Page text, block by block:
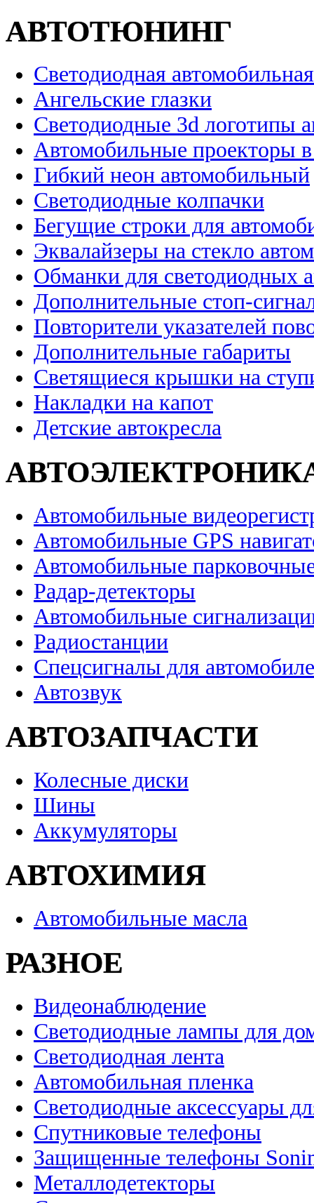
АВТОТЮНИНГ
Светодиодная
Ангельские глазки
Светодиодные 3d логотипы
Автомобильные проекторы
Гибкий неон автомобильный
Светодиодные колпачки
Бегущие строки для
Эквалайзеры на стекло
Обманки для светодиодных
Дополнительные стоп-
Повторители указателей
Дополнительные габариты
Светящиеся крышки на
Накладки на капот
Детские автокресла
Автомобильные
Автомобильные GPS
Автомобильные
Радар-детекторы
Автомобильные
Радиостанции
Спецсигналы для
Автозвук
АВТОЗАПЧАСТИ
Колесные диски
Шины
Аккумуляторы
АВТОХИМИЯ
Автомобильные масла
РАЗНОЕ
Видеонаблюдение
Светодиодные лампы для
Светодиодная лента
Автомобильная пленка
Светодиодные аксессуары
Спутниковые телефоны
Защищенные телефоны
Металлодетекторы